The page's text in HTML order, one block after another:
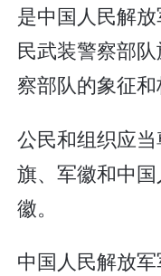
是中国人民解
民武装警察部
察部队的象征和
公民和组织应
旗、军徽和中国
徽。
中国人民解放